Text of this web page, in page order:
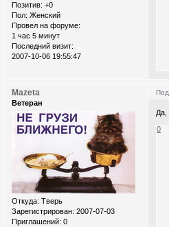
Позитив: +0
Пол: Женский
Провел на форуме:
1 час 5 минут
Последний визит:
2007-10-06 19:55:47
Mazeta
Ветеран
Откуда: Тверь
Зарегистрирован: 2007-07-03
Приглашений: 0
Да,
0